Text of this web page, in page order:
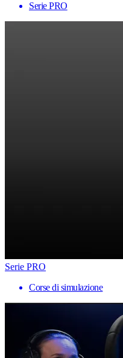
Serie PRO
Serie PRO
Corse di simulazione